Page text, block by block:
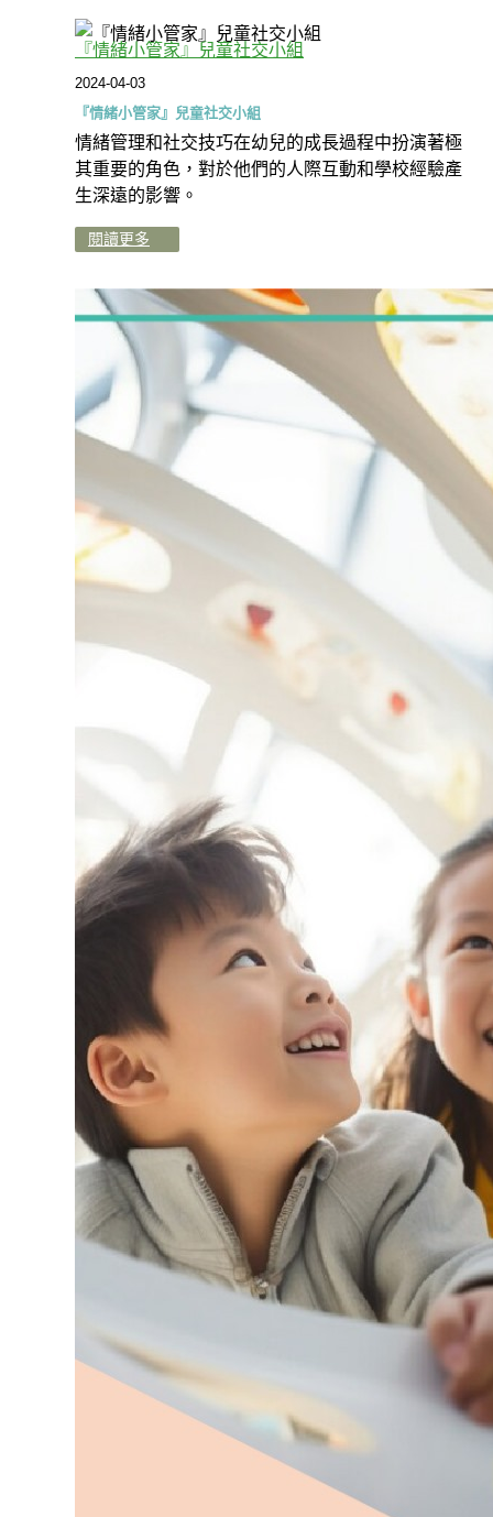
『情緒小管家』兒童社交小組
2024-04-03
『情緒小管家』兒童社交小組
情緒管理和社交技巧在幼兒的成長過程中扮演著極
其重要的角色，對於他們的人際互動和學校經驗產
生深遠的影響。
閱讀更多